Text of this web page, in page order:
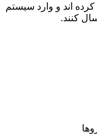
اند و وارد سیستم
کنند.